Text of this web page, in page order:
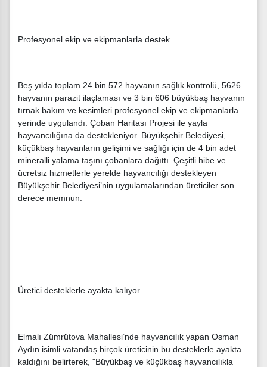
Profesyonel ekip ve ekipmanlarla destek
Beş yılda toplam 24 bin 572 hayvanın sağlık kontrolü, 5626
hayvanın parazit ilaçlaması ve 3 bin 606 büyükbaş hayvanın
tırnak bakım ve kesimleri profesyonel ekip ve ekipmanlarla
yerinde uygulandı. Çoban Haritası Projesi ile yayla
hayvancılığına da destekleniyor. Büyükşehir Belediyesi,
küçükbaş hayvanların gelişimi ve sağlığı için de 4 bin adet
mineralli yalama taşını çobanlara dağıttı. Çeşitli hibe ve
ücretsiz hizmetlerle yerelde hayvancılığı destekleyen
Büyükşehir Belediyesi’nin uygulamalarından üreticiler son
derece memnun.
Üretici desteklerle ayakta kalıyor
Elmalı Zümrütova Mahallesi’nde hayvancılık yapan Osman
Aydın isimli vatandaş birçok üreticinin bu desteklerle ayakta
kaldığını belirterek, "Büyükbaş ve küçükbaş hayvancılıkla